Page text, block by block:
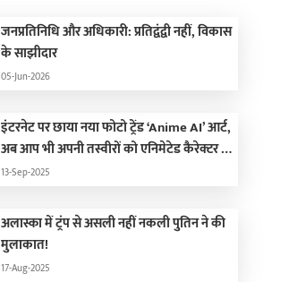
जनप्रतिनिधि और अधिकारी: प्रतिद्वंद्वी नहीं, विकास
के साझीदार
05-Jun-2026
इंटरनेट पर छाया नया फोटो ट्रेंड ‘Anime AI’ आर्ट,
अब आप भी अपनी तस्वीरों को एनिमेटेड कैरेक्टर में
बदलें!
13-Sep-2025
अलास्का में ट्रंप से असली नहीं नकली पुतिन ने की
मुलाकात!
17-Aug-2025